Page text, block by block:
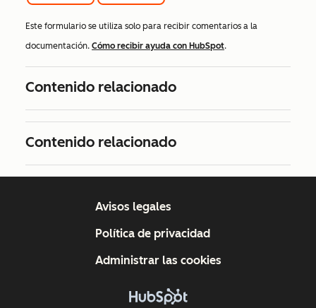
Este formulario se utiliza solo para recibir comentarios a la
documentación. Cómo recibir ayuda con HubSpot.
Contenido relacionado
Contenido relacionado
Avisos legales
Política de privacidad
Administrar las cookies